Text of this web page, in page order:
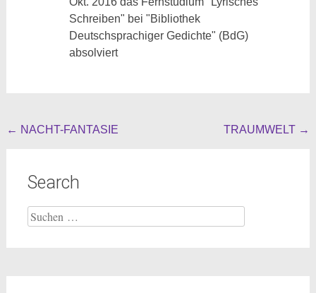
Schreiben" bei "Bibliothek
Deutschsprachiger Gedichte" (BdG)
absolviert
Beitragsnavigation
← NACHT-FANTASIE TRAUMWELT →
Search
Suche
nach: